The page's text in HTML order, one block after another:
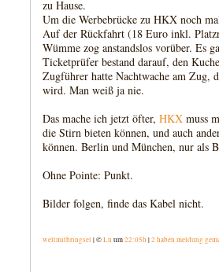
zu Hause.
Um die Werbebrücke zu HKX noch
Auf der Rückfahrt (18 Euro inkl.
Wümme zog anstandslos vorüber. Es
Ticketprüfer bestand darauf, den
Zugführer hatte Nachtwache am Zug,
wird. Man weiß ja nie.
Das mache ich jetzt öfter, HKX muss
die Stirn bieten können, und auch
können. Berlin und München, nur als
Ohne Pointe: Punkt.
Bilder folgen, finde das Kabel nicht.
weltmitbringsel | ©Lu um22:05h |2 haben meldung